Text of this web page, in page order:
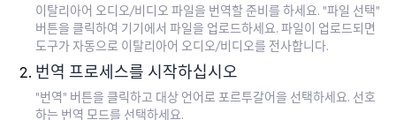
이탈리아어 오디오/비디오 파일을 번역할 준비를 하세요. "파일 선택"
버튼을 클릭하여 기기에서 파일을 업로드하세요. 파일이 업로드되면
도구가 자동으로 이탈리아어 오디오/비디오를 전사합니다.
번역 프로세스를 시작하십시오
"번역" 버튼을 클릭하고 대상 언어로 포르투갈어을 선택하세요. 선호
하는 번역 모드를 선택하세요.